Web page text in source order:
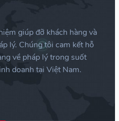
giúp đỡ khách hàng và
lý. Chúng tôi cam kết hỗ
về pháp lý trong suốt
doanh tại Việt Nam.